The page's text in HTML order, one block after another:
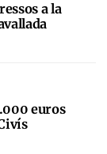
a la
euros